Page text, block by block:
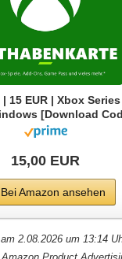
15 EUR | Xbox
[Download
15,00 EUR
Bei Amazon ansehen
2.08.2026 um 13:14